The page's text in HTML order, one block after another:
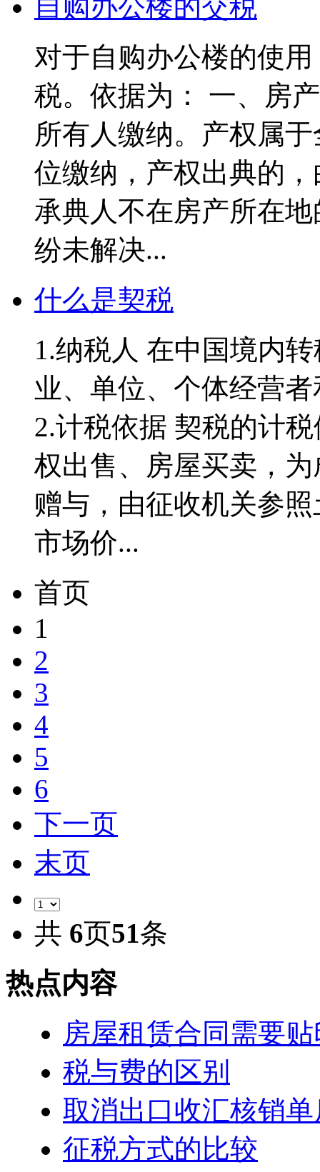
自购办公楼的交税
对于自购办公楼的使
税。依据为： 一、房
所有人缴纳。产权属
位缴纳，产权出典的
承典人不在房产所在
纷未解决...
什么是契税
1.纳税人 在中国境内
业、单位、个体经营
2.计税依据 契税的计
权出售、房屋买卖，
赠与，由征收机关参
市场价...
首页
1
2
3
4
5
6
下一页
末页
共 6页51条
热点内容
房屋租赁合同需要
税与费的区别
取消出口收汇核销
征税方式的比较